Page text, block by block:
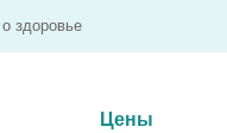
здоровье
Цены